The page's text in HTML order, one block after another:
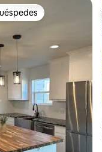
evaluaciones
entre huéspedes